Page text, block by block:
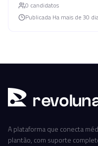
0 candidatos
Publicada Ha mais de 30
rev
A plataforma que conecta
plantão, com suporte